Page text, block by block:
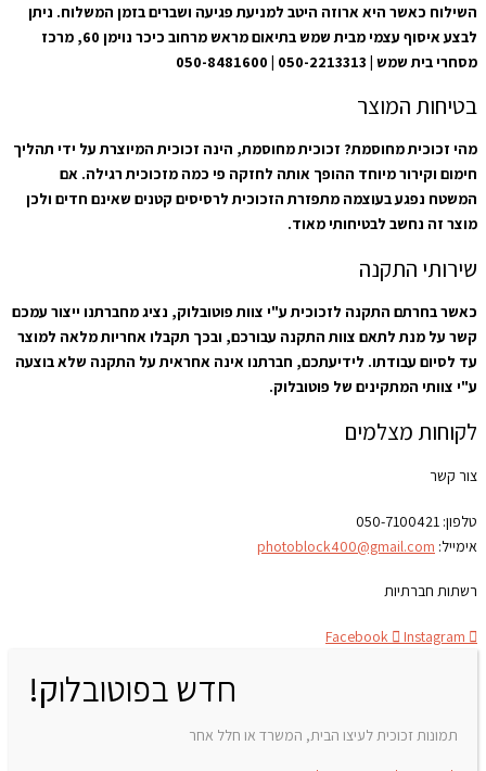
השילוח כאשר היא ארוזה היטב למניעת פגיעה ושברים בזמן המשלוח. ניתן
לבצע איסוף עצמי מבית שמש בתיאום מראש מרחוב כיכר נוימן 60, מרכז
מסחרי בית שמש | 050-2213313 | 050-8481600
בטיחות המוצר
מהי זכוכית מחוסמת? זכוכית מחוסמת, הינה זכוכית המיוצרת על ידי תהליך
חימום וקירור מיוחד ההופך אותה לחזקה פי כמה מזכוכית רגילה. אם
המשטח נפגע בעוצמה מתפזרת הזכוכית לרסיסים קטנים שאינם חדים ולכן
מוצר זה נחשב לבטיחותי מאוד.
שירותי התקנה
כאשר בחרתם התקנה לזכוכית ע"י צוות פוטובלוק, נציג מחברתנו ייצור עמכם
קשר על מנת לתאם צוות התקנה עבורכם, ובכך תקבלו אחריות מלאה למוצר
עד לסיום עבודתו. לידיעתכם, חברתנו אינה אחראית על התקנה שלא בוצעה
ע"י צוותי המתקינים של פוטובלוק.
לקוחות מצלמים
צור קשר
טלפון:
אימייל: photoblock400@gmail.com
רשתות חברתיות
Facebook Instagram
חדש בפוטובלוק!
תמונות זכוכית לעיצו הבית, המשרד או חלל אחר